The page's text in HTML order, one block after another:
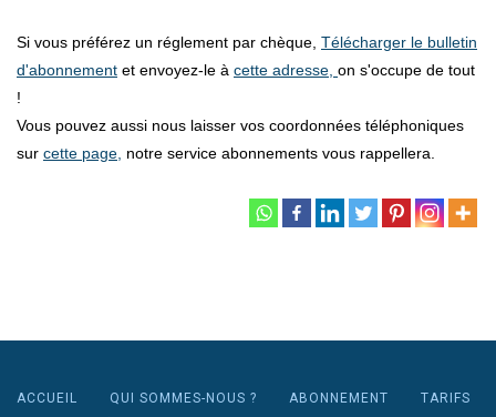
Si vous préférez un réglement par chèque, Télécharger le bulletin
d'abonnement et envoyez-le à cette adresse, on s'occupe de tout
!
Vous pouvez aussi nous laisser vos coordonnées téléphoniques
sur cette page, notre service abonnements vous rappellera.
ACCUEIL QUI SOMMES-NOUS ? ABONNEMENT
TARIFS